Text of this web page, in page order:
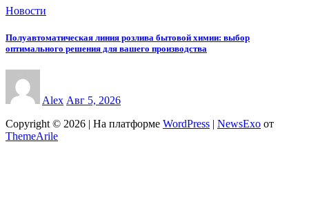
Новости
Полуавтоматическая линия розлива бытовой химии: выбор
оптимального решения для вашего производства
Alex Авг 5, 2026
Copyright © 2026 | На платформе WordPress NewsExo от
ThemeArile